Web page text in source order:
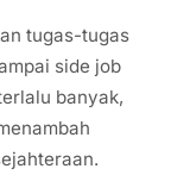
tugas-tugas
side job
banyak,